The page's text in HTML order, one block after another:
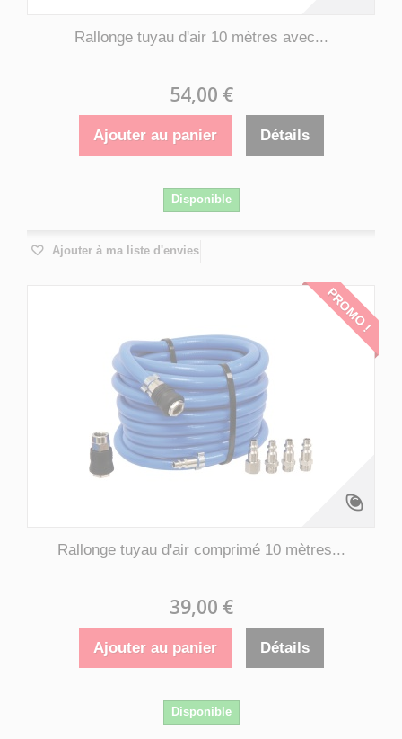
Rallonge tuyau d'air 10 mètres avec...
54,00 €
Ajouter au panier Détails
Disponible
Ajouter à ma liste d'envies
PROMO !
Rallonge tuyau d'air comprimé 10 mètres...
39,00 €
Ajouter au panier Détails
Disponible